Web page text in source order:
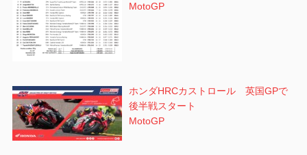
MotoGP
ホンダHRCカストロール 英国GPで
後半戦スタート
MotoGP